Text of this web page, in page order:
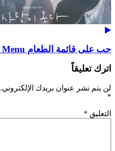
حب على قائمة الطعام Love on the Menu
اترك تعليقاً
لن يتم نشر عنوان بريدك الإلكتروني.
*
التعليق *